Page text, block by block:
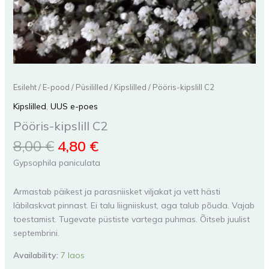
Esileht/ E-pood / Püsililled / Kipslilled / Pööris-kipslill C2
Kipslilled, UUS e-poes
Pööris-kipslill C2
8,00€ 4,80 €
Gypsophila paniculata
Armastab päikest ja parasniisket viljakat ja vett hästi
läbilaskvat pinnast. Ei talu liigniiskust, aga talub põuda. Vajab
toestamist. Tugevate püstiste vartega puhmas. Õitseb juulist
septembrini.
Availability: 7 laos